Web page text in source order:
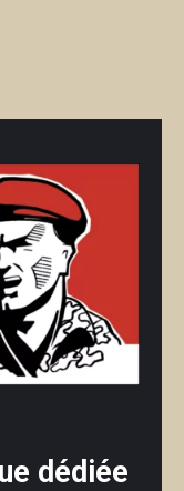
dédiée